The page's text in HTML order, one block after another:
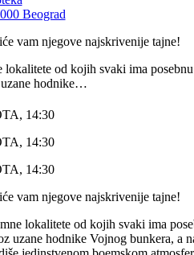
Beograd
vam njegove najskrivenije tajne!
od kojih svaki ima
uzane hodnike…
14:30
14:30
14:30
vam njegove najskrivenije tajne!
lokalitete od kojih svaki ima
hodnike Vojnog bunkera, a